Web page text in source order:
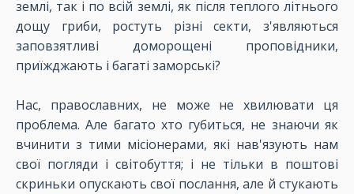
землі, так і по всій землі, як після теплого літнього
дощу гриби, ростуть різні секти, з'являються
заповзятливі доморощені проповідники,
приїжджають і багаті заморські?
Нас, православних, не може не хвилювати ця
проблема. Але багато хто губиться, не знаючи як
вчинити з тими місіонерами, які нав'язують нам
свої погляди і світобуття; і не тільки в поштові
скриньки опускають свої послання, але й стукають